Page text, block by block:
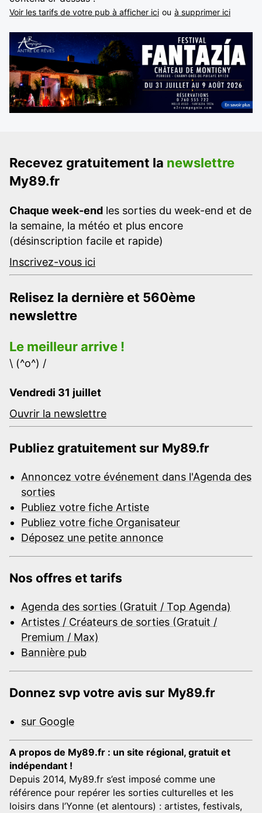
Voir les tarifs de votre pub à afficher ici ou à supprimer ici
Recevez gratuitement la newslettre
My89.fr
Chaque week-end les sorties du week-end et de
la semaine, la météo et plus encore
(désinscription facile et rapide)
Inscrivez-vous ici
Relisez la dernière et 560ème
newslettre
Le meilleur arrive !
\ (^o^) /
Vendredi 31 juillet
Ouvrir la newslettre
Publiez gratuitement sur My89.fr
Annoncez votre événement dans l'Agenda des
sorties
Publiez votre fiche Artiste
Publiez votre fiche Organisateur
Déposez une petite annonce
Nos offres et tarifs
Agenda des sorties (Gratuit / Top Agenda)
Artistes / Créateurs de sorties (Gratuit /
Premium / Max)
Bannière pub
Donnez svp votre avis sur My89.fr
sur Google
A propos de My89.fr : un site régional, gratuit et
indépendant !
Depuis 2014, My89.fr s’est imposé comme une
référence pour repérer les sorties culturelles et les
loisirs dans l’Yonne (et alentours) : artistes, festivals,